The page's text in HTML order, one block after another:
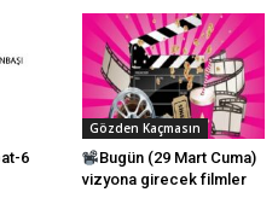
6
Gözden Kaçmasın
Bugün (29 Mart Cuma)
vizyona girecek filmler